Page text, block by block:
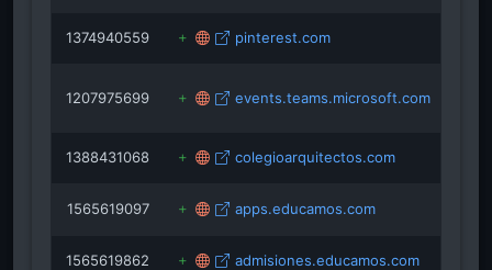
1374940559 pinterest.com
1207975699 events.teams.microsoft.com
1388431068 colegioarquitectos.com
1565619097 apps.educamos.com
1565619862 admisiones.educamos.com